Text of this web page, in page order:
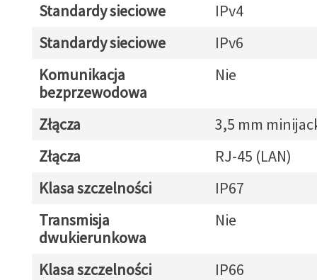
Standardy sieciowe
IPv4
Standardy sieciowe
IPv6
Komunikacja
bezprzewodowa
Nie
Złącza
3,5 mm
Złącza
RJ-45 (LAN)
Klasa szczelności
IP67
Transmisja
dwukierunkowa
Nie
Klasa szczelności
IP66